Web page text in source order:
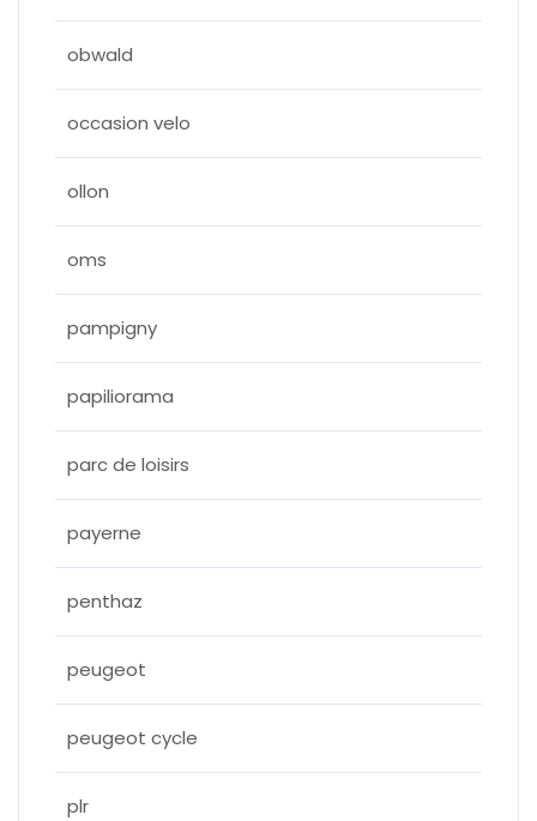
obwald
occasion velo
ollon
oms
pampigny
papiliorama
parc de loisirs
payerne
penthaz
peugeot
peugeot cycle
plr